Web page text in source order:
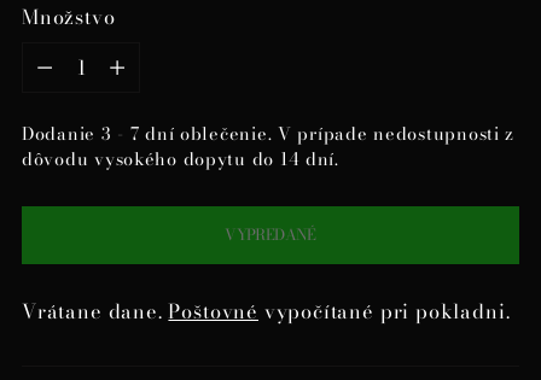
Množstvo
Množstvo
Dodanie 3 - 7 dní oblečenie. V prípade nedostupnosti z
dôvodu vysokého dopytu do 14 dní.
VYPREDANÉ
Vrátane dane.Poštovnévypočítané pri pokladni.